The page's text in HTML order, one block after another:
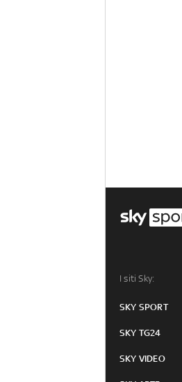
I siti Sky:
SKY SPORT
SKY TG24
SKY VIDEO